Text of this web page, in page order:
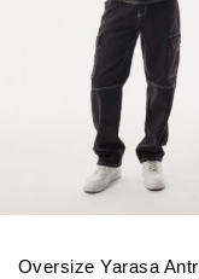
Oversize Yarasa